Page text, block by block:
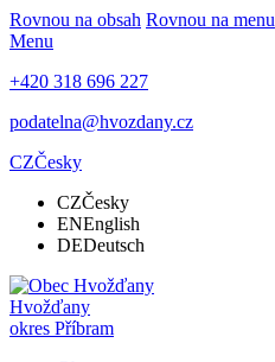
Rovnou na obsah Rovnou na menu
Menu
+420 318 696 227
podatelna@hvozdany.cz
CZČesky
CZČesky
ENEnglish
DEDeutsch
Hvožďany
okres Příbram